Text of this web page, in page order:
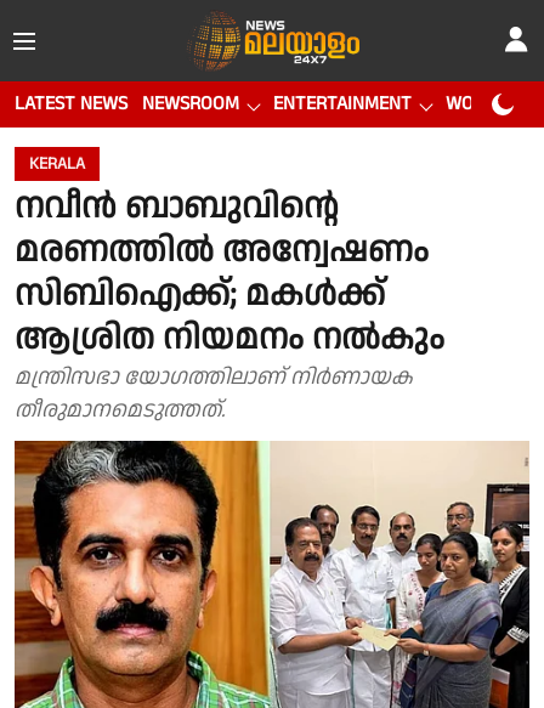
LATEST NEWS NEWSROOM ENTERTAINMENT WORLD CUP
KERALA
നവീൻ ബാബുവിൻ്റെ
മരണത്തിൽ അന്വേഷണം
സിബിഐക്ക്; മകൾക്ക്
ആശ്രിത നിയമനം നൽകും
മന്ത്രിസഭാ യോഗത്തിലാണ് നിർണായക
തീരുമാനമെടുത്തത്.